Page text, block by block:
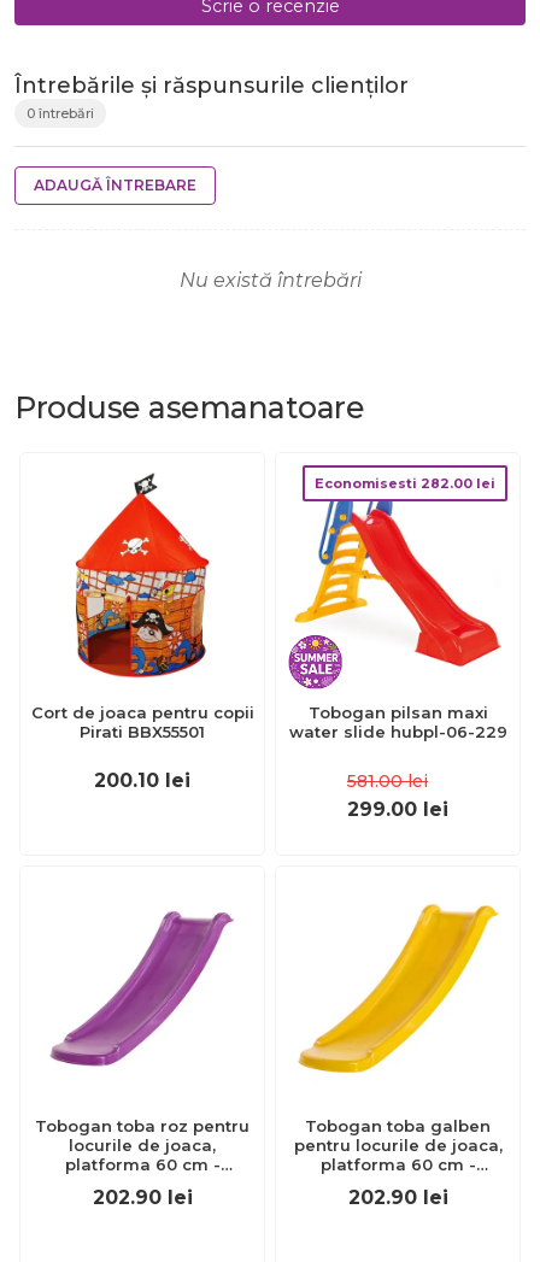
Scrie o recenzie
Întrebările și răspunsurile clienților
0 întrebări
ADAUGĂ ÎNTREBARE
Nu există întrebări
Produse asemanatoare
Cort de joaca pentru copii
Pirati BBX55501
200.10 lei
Economisesti 282.00 lei
Tobogan pilsan maxi
water slide hubpl-06-229
581.00 lei
299.00 lei
Tobogan toba roz pentru
locurile de joaca,
platforma 60 cm -
okekbt417.006.010.001
202.90 lei
Tobogan toba galben
pentru locurile de joaca,
platforma 60 cm -
okekbt417.006.003.001
202.90 lei